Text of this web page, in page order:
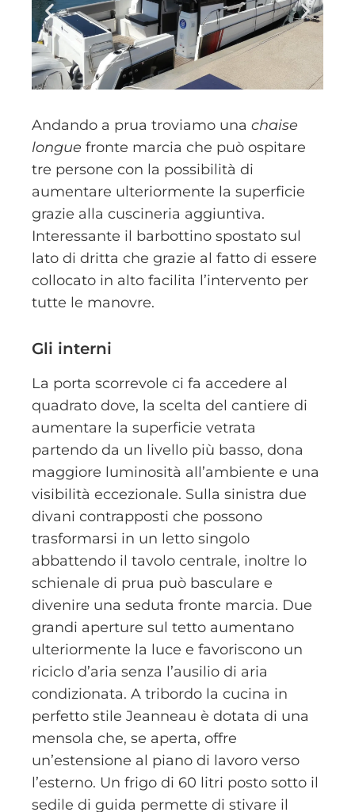
Andando a prua troviamo una chaise
longue fronte marcia che può ospitare
tre persone con la possibilità di
aumentare ulteriormente la superficie
grazie alla cuscineria aggiuntiva.
Interessante il barbottino spostato sul
lato di dritta che grazie al fatto di essere
collocato in alto facilita l’intervento per
tutte le manovre.
Gli interni
La porta scorrevole ci fa accedere al
quadrato dove, la scelta del cantiere di
aumentare la superficie vetrata
partendo da un livello più basso, dona
maggiore luminosità all’ambiente e una
visibilità eccezionale. Sulla sinistra due
divani contrapposti che possono
trasformarsi in un letto singolo
abbattendo il tavolo centrale, inoltre lo
schienale di prua può basculare e
divenire una seduta fronte marcia. Due
grandi aperture sul tetto aumentano
ulteriormente la luce e favoriscono un
riciclo d’aria senza l’ausilio di aria
condizionata. A tribordo la cucina in
perfetto stile Jeanneau è dotata di una
mensola che, se aperta, offre
un’estensione al piano di lavoro verso
l’esterno. Un frigo di 60 litri posto sotto il
sedile di guida permette di stivare il